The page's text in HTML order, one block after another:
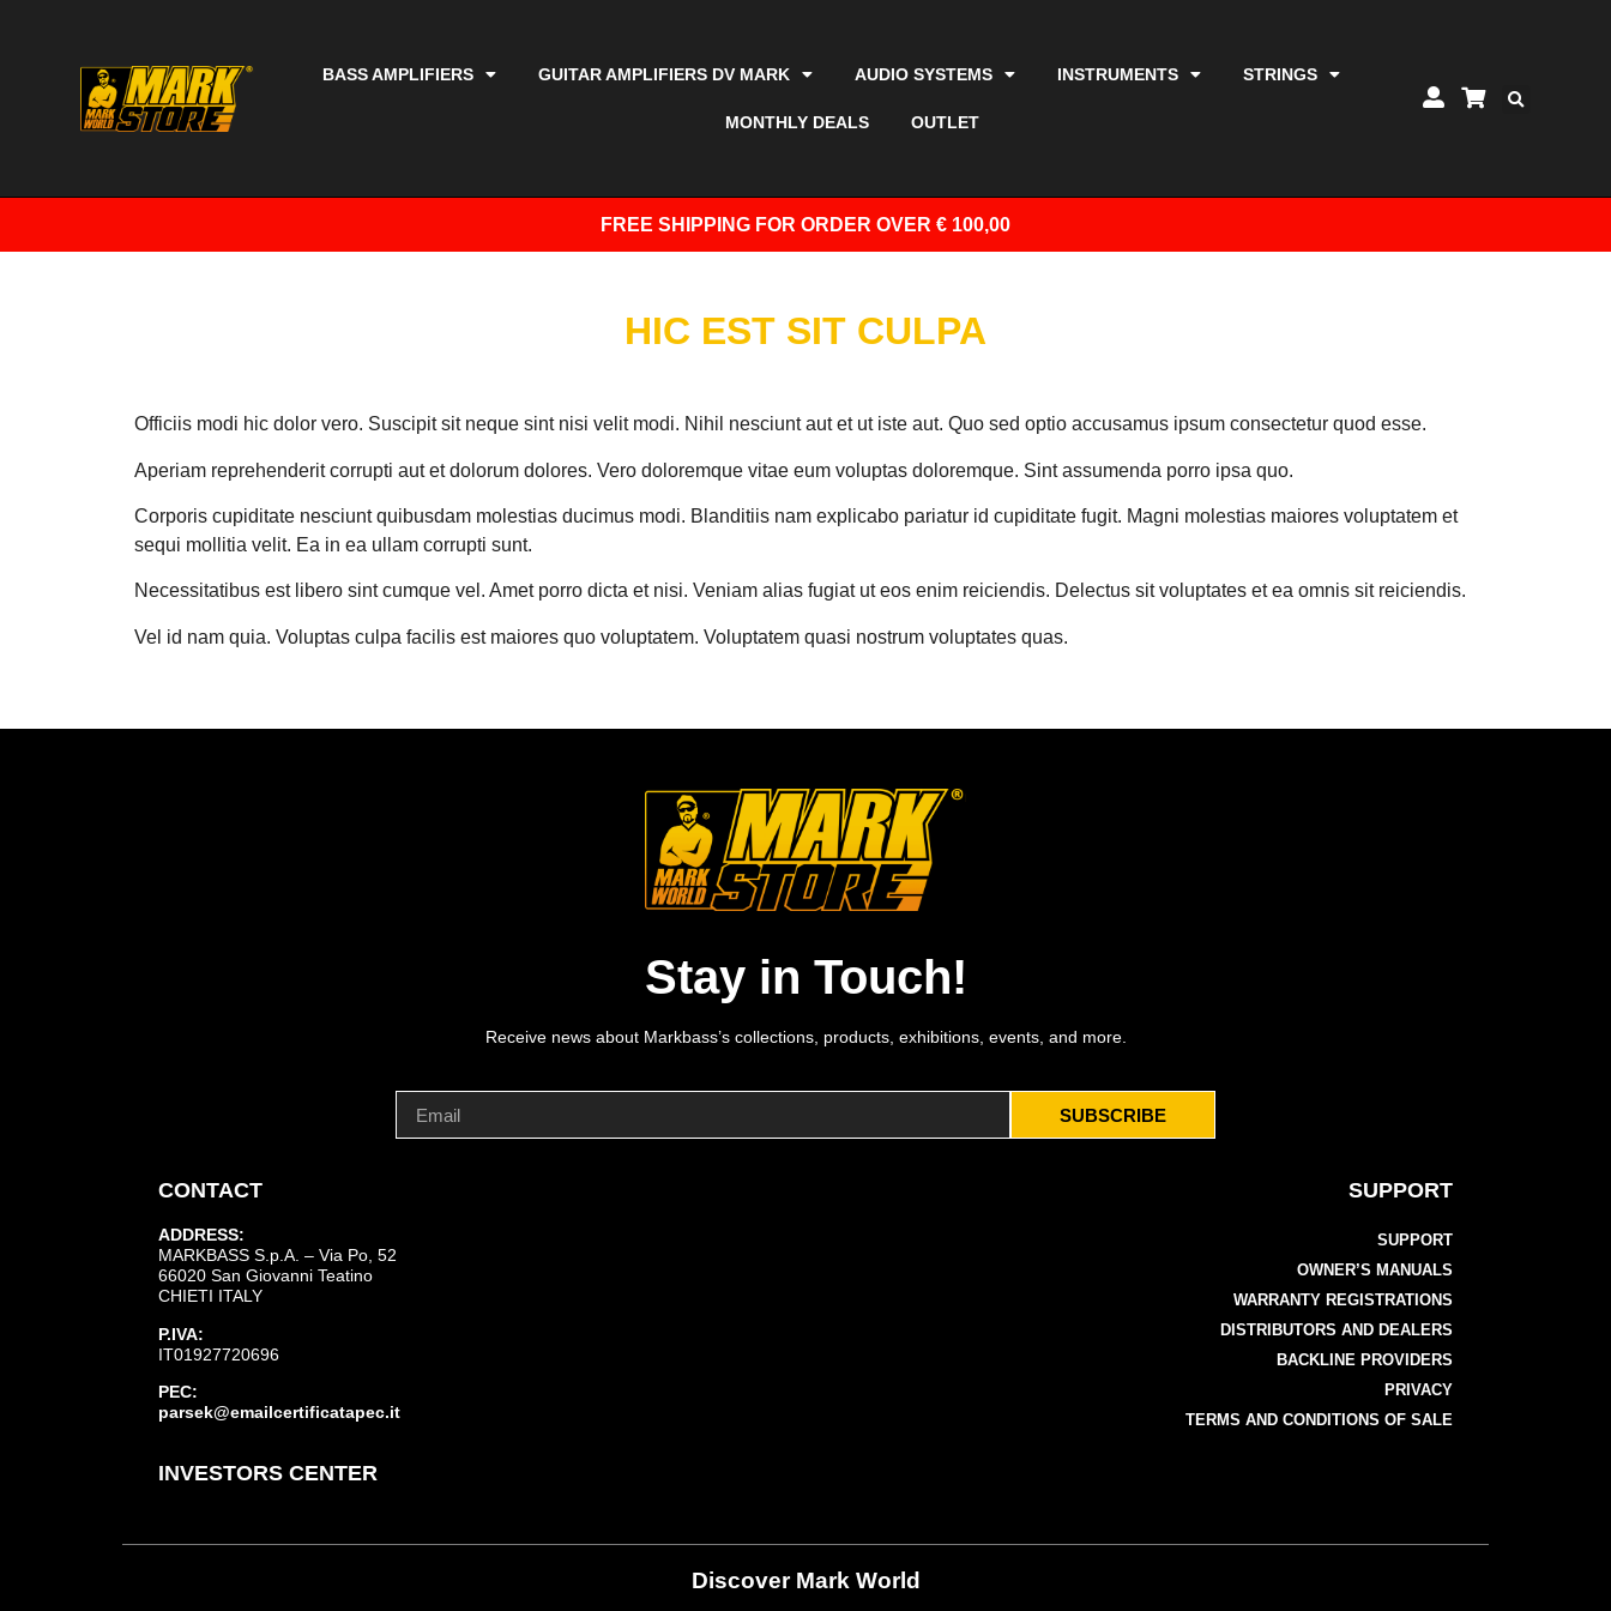
BASS AMPLIFIERS GUITAR AMPLIFIERS DV MARK AUDIO SYSTEMS INSTRUMENTS STRINGS
MONTHLY DEALS OUTLET
FREE SHIPPING FOR ORDER OVER € 100,00
HIC EST SIT CULPA
Officiis modi hic dolor vero. Suscipit sit neque sint nisi velit modi. Nihil nesciunt aut et ut iste aut. Quo sed optio accusamus ipsum consectetur quod esse.
Aperiam reprehenderit corrupti aut et dolorum dolores. Vero doloremque vitae eum voluptas doloremque. Sint assumenda porro ipsa quo.
Corporis cupiditate nesciunt quibusdam molestias ducimus modi. Blanditiis nam explicabo pariatur id cupiditate fugit. Magni molestias maiores voluptatem et
sequi mollitia velit. Ea in ea ullam corrupti sunt.
Necessitatibus est libero sint cumque vel. Amet porro dicta et nisi. Veniam alias fugiat ut eos enim reiciendis. Delectus sit voluptates et ea omnis sit reiciendis.
Vel id nam quia. Voluptas culpa facilis est maiores quo voluptatem. Voluptatem quasi nostrum voluptates quas.
Stay in Touch!
Receive news about Markbass’s collections, products, exhibitions, events, and more.
SUBSCRIBE
CONTACT
ADDRESS:
MARKBASS S.p.A. – Via Po, 52
66020 San Giovanni Teatino
CHIETI ITALY
P.IVA:
IT01927720696
PEC:
parsek@emailcertificatapec.it
INVESTORS CENTER
SUPPORT
SUPPORT
OWNER’S MANUALS
WARRANTY REGISTRATIONS
DISTRIBUTORS AND DEALERS
BACKLINE PROVIDERS
PRIVACY
TERMS AND CONDITIONS OF SALE
Discover Mark World